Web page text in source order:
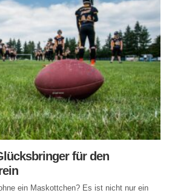
für den
ein Maskottchen? Es ist nicht nur ein